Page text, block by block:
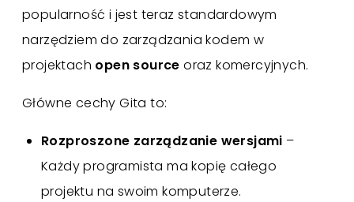
popularność i jest teraz standardowym
narzędziem do zarządzania kodem w
projektach open source oraz komercyjnych.
Główne cechy Gita to:
Rozproszone zarządzanie wersjami –
Każdy programista ma kopię całego
projektu na swoim komputerze.